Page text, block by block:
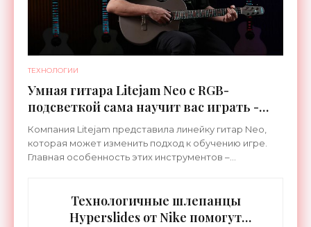
ТЕХНОЛОГИИ
Умная гитара Litejam Neo с RGB-
подсветкой сама научит вас играть -
«Гаджеты»
Компания Litejam представила линейку гитар Neo,
которая может изменить подход к обучению игре.
Главная особенность этих инструментов –
Технологичные шлепанцы
Hyperslides от Nike помогут